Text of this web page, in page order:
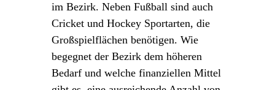
im Bezirk. Neben Fußball sind auch
Cricket und Hockey Sportarten, die
Großspielflächen benötigen. Wie
begegnet der Bezirk dem höheren
Bedarf und welche finanziellen Mittel